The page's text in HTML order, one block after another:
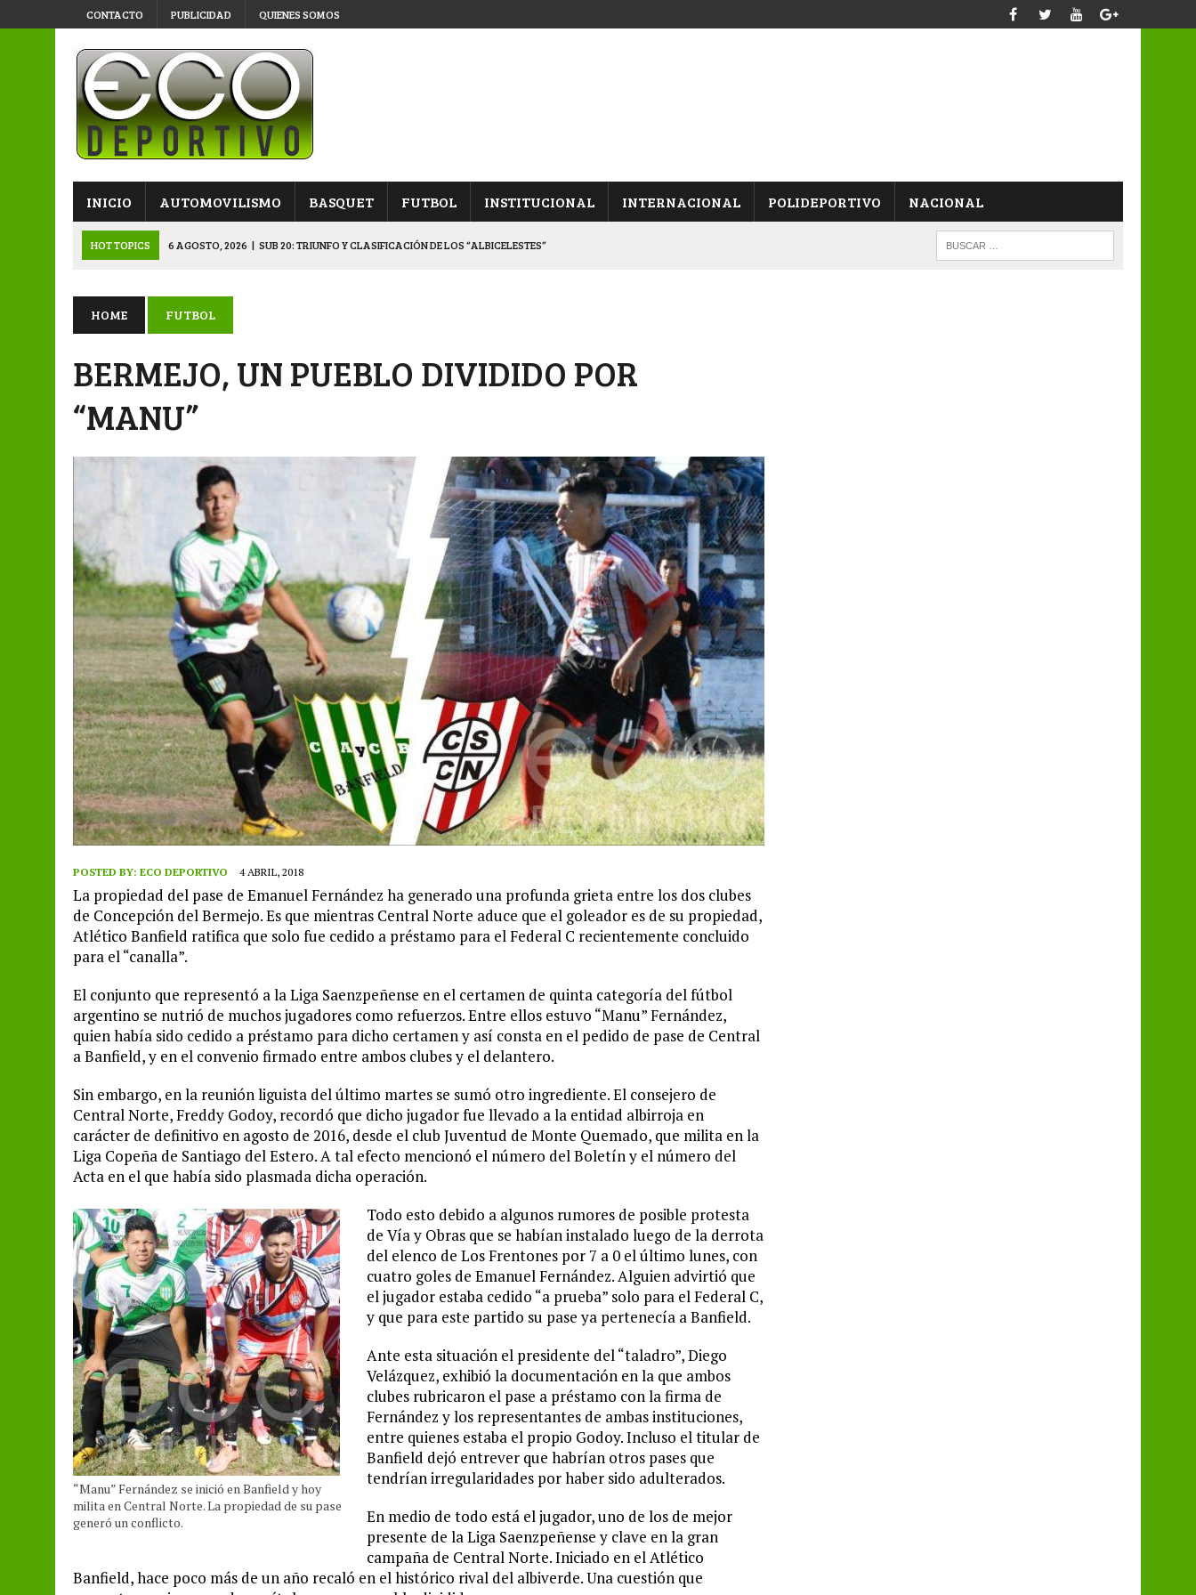
CONTACTO PUBLICIDAD QUIENES SOMOS
INICIO AUTOMOVILISMO BASQUET FUTBOL INSTITUCIONAL INTERNACIONAL POLIDEPORTIVO NACIONAL
HOT TOPICS 6 AGOSTO, 2026 | SUB 20: TRIUNFO Y CLASIFICACIÓN DE LOS “ALBICELESTES”
5 AGOSTO, 2026 | NAPENAY-BELGRANO Y SPORTIVO-MONTENEGRINA, POR EL PASE A “SEMIS”
6 AGOSTO, 2026 | APERTURA: ARSENAL, EN DOBLE JORNADA CON CACU Y CANALLAS
HOME FUTBOL
BERMEJO, UN PUEBLO DIVIDIDO POR
“MANU”
POSTED BY: ECO DEPORTIVO 4 ABRIL, 2018
La propiedad del pase de Emanuel Fernández ha generado una profunda grieta entre los dos clubes
de Concepción del Bermejo. Es que mientras Central Norte aduce que el goleador es de su propiedad,
Atlético Banfield ratifica que solo fue cedido a préstamo para el Federal C recientemente concluido
para el “canalla”.
El conjunto que representó a la Liga Saenzpeñense en el certamen de quinta categoría del fútbol
argentino se nutrió de muchos jugadores como refuerzos. Entre ellos estuvo “Manu” Fernández,
quien había sido cedido a préstamo para dicho certamen y así consta en el pedido de pase de Central
a Banfield, y en el convenio firmado entre ambos clubes y el delantero.
Sin embargo, en la reunión liguista del último martes se sumó otro ingrediente. El consejero de
Central Norte, Freddy Godoy, recordó que dicho jugador fue llevado a la entidad albirroja en
carácter de definitivo en agosto de 2016, desde el club Juventud de Monte Quemado, que milita en la
Liga Copeña de Santiago del Estero. A tal efecto mencionó el número del Boletín y el número del
Acta en el que había sido plasmada dicha operación.
“Manu” Fernández se inició en Banfield y hoy
milita en Central Norte. La propiedad de su pase
generó un conflicto.
Todo esto debido a algunos rumores de posible protesta
de Vía y Obras que se habían instalado luego de la derrota
del elenco de Los Frentones por 7 a 0 el último lunes, con
cuatro goles de Emanuel Fernández. Alguien advirtió que
el jugador estaba cedido “a prueba” solo para el Federal C,
y que para este partido su pase ya pertenecía a Banfield.
Ante esta situación el presidente del “taladro”, Diego
Velázquez, exhibió la documentación en la que ambos
clubes rubricaron el pase a préstamo con la firma de
Fernández y los representantes de ambas instituciones,
entre quienes estaba el propio Godoy. Incluso el titular de
Banfield dejó entrever que habrían otros pases que
tendrían irregularidades por haber sido adulterados.
En medio de todo está el jugador, uno de los de mejor
presente de la Liga Saenzpeñense y clave en la gran
campaña de Central Norte. Iniciado en el Atlético
Banfield, hace poco más de un año recaló en el histórico rival del albiverde. Una cuestión que